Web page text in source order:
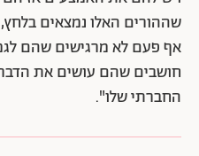
שההורים האלו נמצאים
אף פעם לא מרגישים שהם
חושבים שהם עושים את הדבר
החברתי שלו".